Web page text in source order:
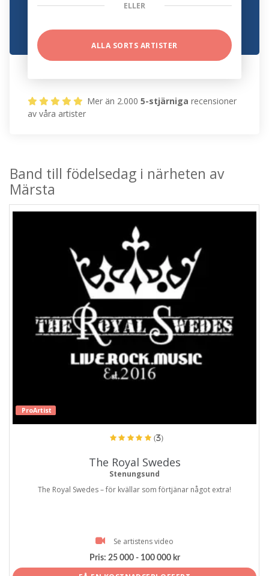
ELLER
ALLA SORTS ARTISTER
Mer än 2.0005-stjärniga recensioner
av våra artister
Band till födelsedag i närheten av
Märsta
ProArtist
(3)
The Royal Swedes
Stenungsund
The Royal Swedes – för kvällar som förtjänar något extra!
Se artistens video
Pris: 25 000 - 100 000 kr